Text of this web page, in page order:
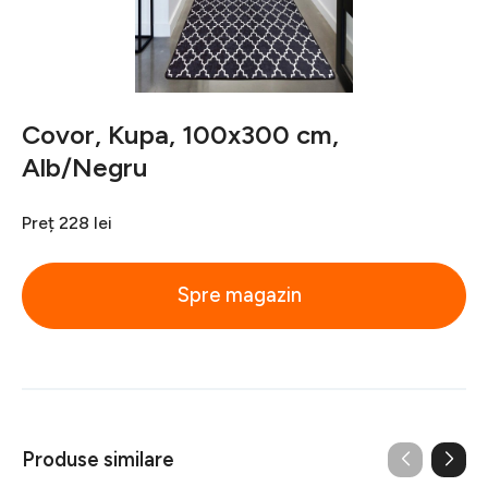
Covor, Kupa, 100x300 cm,
Alb/Negru
Preț 228 lei
Spre magazin
Produse similare